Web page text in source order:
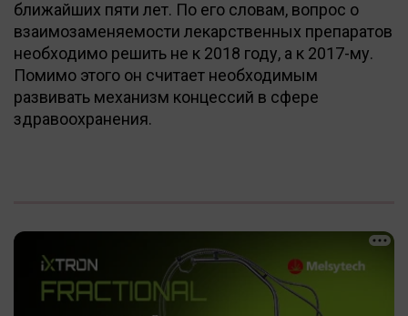
ближайших пяти лет. По его словам, вопрос о
взаимозаменяемости лекарственных препаратов
необходимо решить не к 2018 году, а к 2017-му.
Помимо этого он считает необходимым
развивать механизм концессий в сфере
здравоохранения.